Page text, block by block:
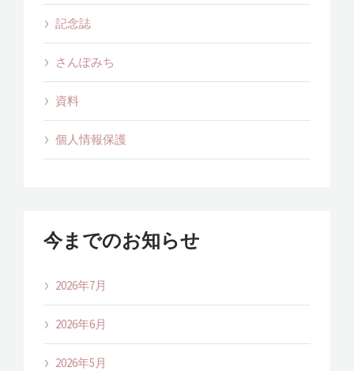
記念誌
さんぽみち
資料
個人情報保護
今までのお知らせ
2026年7月
2026年6月
2026年5月